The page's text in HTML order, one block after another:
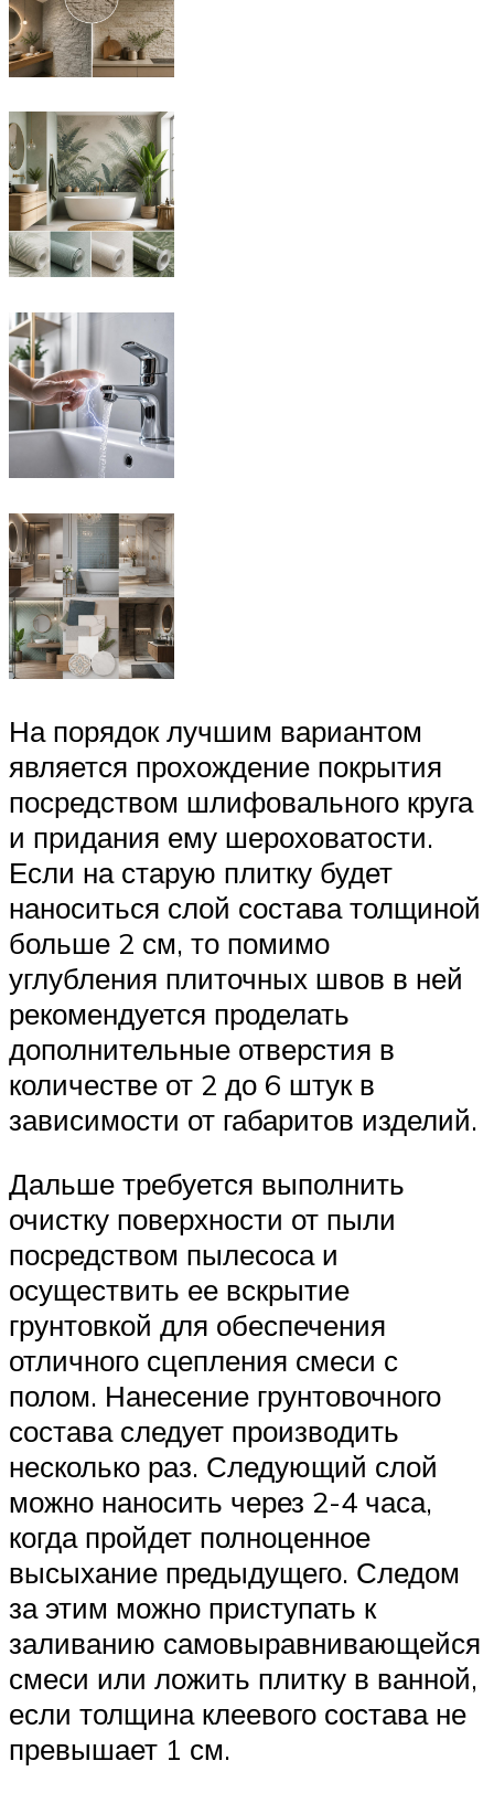
На порядок лучшим вариантом
является прохождение покрытия
посредством шлифовального круга
и придания ему шероховатости.
Если на старую плитку будет
наноситься слой состава толщиной
больше 2 см, то помимо
углубления плиточных швов в ней
рекомендуется проделать
дополнительные отверстия в
количестве от 2 до 6 штук в
зависимости от габаритов изделий.
Дальше требуется выполнить
очистку поверхности от пыли
посредством пылесоса и
осуществить ее вскрытие
грунтовкой для обеспечения
отличного сцепления смеси с
полом. Нанесение грунтовочного
состава следует производить
несколько раз. Следующий слой
можно наносить через 2-4 часа,
когда пройдет полноценное
высыхание предыдущего. Следом
за этим можно приступать к
заливанию самовыравнивающейся
смеси или ложить плитку в ванной,
если толщина клеевого состава не
превышает 1 см.